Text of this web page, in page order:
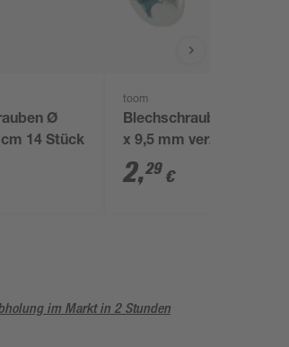
Ø
14 Stück
toom
Blechschrauben Ø 3,5
x 9,5 mm verzinkt DIN
7981 12 Stück
2,29 €
im Markt in 2 Stunden